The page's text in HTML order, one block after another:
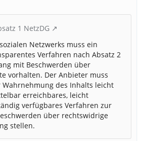
1 NetzDG
Netzwerks muss ein
Verfahren nach Absatz 2
mit Beschwerden über
vorhalten. Der Anbieter muss
des Inhalts leicht
erreichbares, leicht
verfügbares Verfahren zur
über rechtswidrige
stellen.